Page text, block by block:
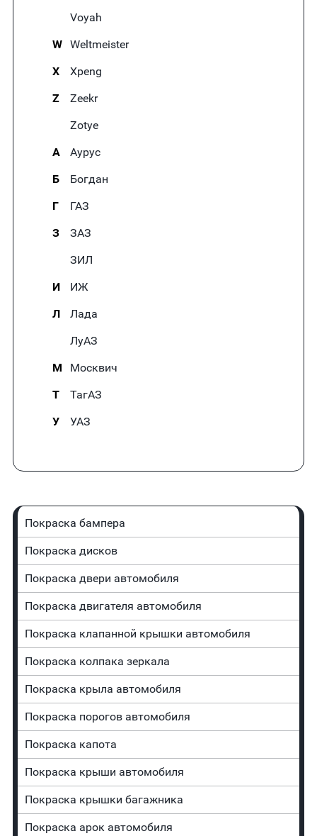
Voyah
W Weltmeister
X
Xpeng
Z
Zeekr
Zotye
А
Аурус
Б
Богдан
Г
ГАЗ
З
ЗАЗ
ЗИЛ
И
ИЖ
Л
Лада
ЛуАЗ
М
Москвич
Т
ТагАЗ
У
УАЗ
Покраска бампера
Покраска дисков
Покраска двери автомобиля
Покраска двигателя автомобиля
Покраска клапанной крышки автомобиля
Покраска колпака зеркала
Покраска крыла автомобиля
Покраска порогов автомобиля
Покраска капота
Покраска крыши автомобиля
Покраска крышки багажника
Покраска арок автомобиля